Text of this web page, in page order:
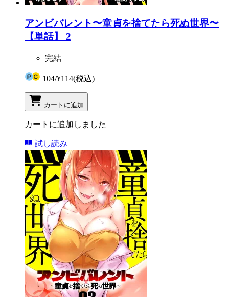
アンビバレント〜童貞を捨てたら死ぬ世界〜
【単話】 2
完結
104/¥114(税込)
カートに追加
カートに追加しました
試し読み